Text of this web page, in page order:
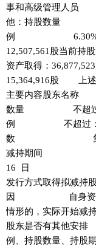
事和高级
他：持股数量
例 6.30%
12,507,561股
资产取得：
15,364,916股 上述
主要内容股东名
数量 不超过：
例 不超过：
数 集中竞价减
减持期间 2026
16 日 协议转
发行方式取得
因 自身资金需求
情形的，实际开始减
股东是否有其他
例、持股数量、持